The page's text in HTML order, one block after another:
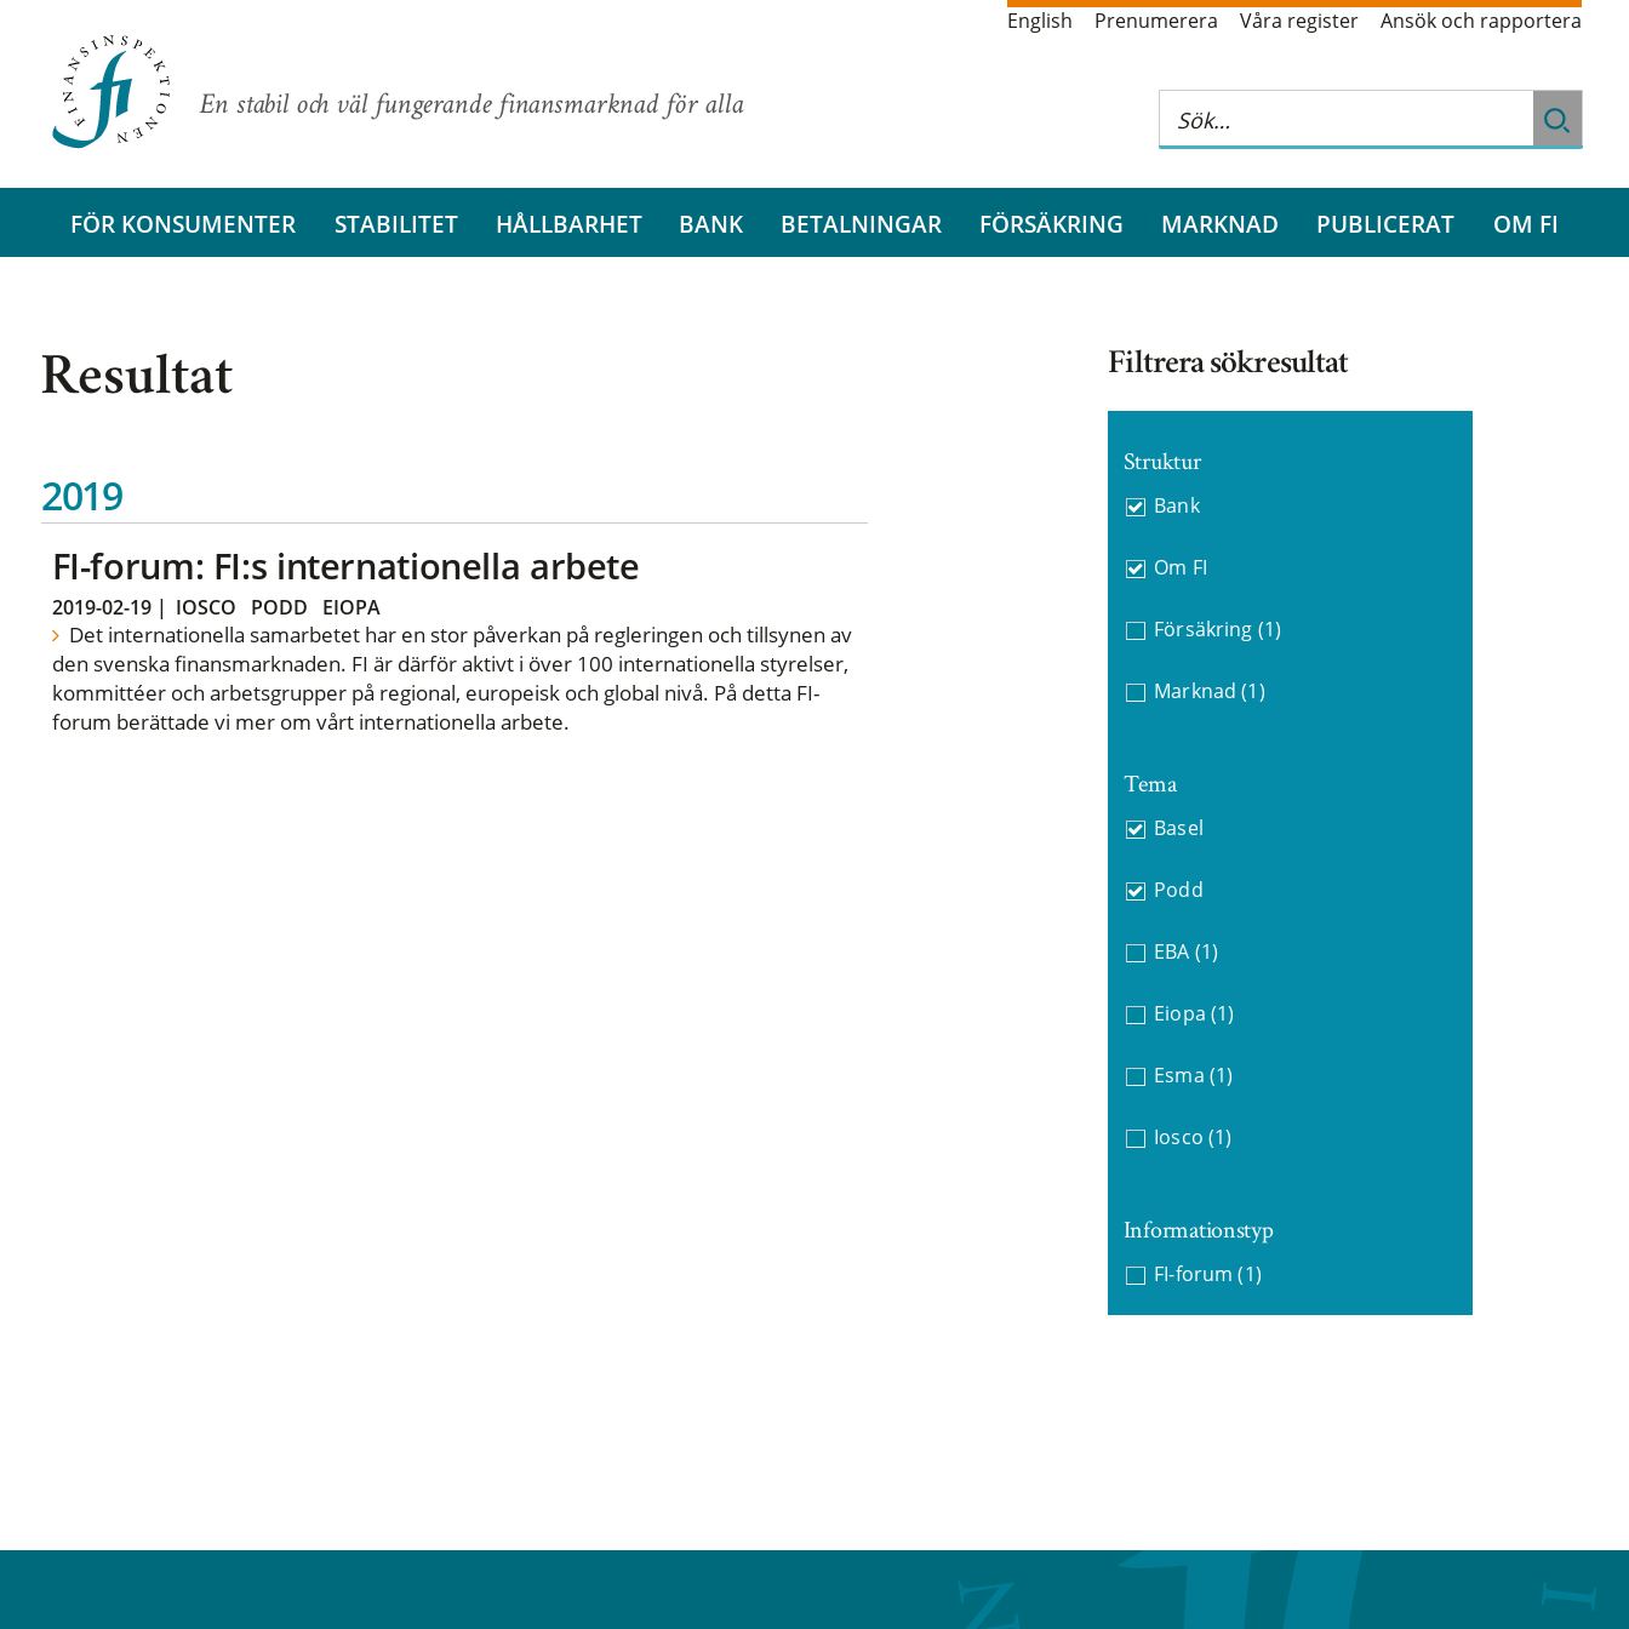
En stabil och väl fungerande finansmarknad för alla
English Prenumerera Våra register Ansök och rapportera
FÖR KONSUMENTER STABILITET HÅLLBARHET BANK BETALNINGAR FÖRSÄKRING MARKNAD PUBLICERAT OM FI
Resultat
2019
FI-forum: FI:s internationella arbete
2019-02-19| IOSCO PODD EIOPA
Det internationella samarbetet har en stor påverkan på regleringen och tillsynen av
den svenska finansmarknaden. FI är därför aktivt i över 100 internationella styrelser,
kommittéer och arbetsgrupper på regional, europeisk och global nivå. På detta FI-
forum berättade vi mer om vårt internationella arbete.
Filtrera sökresultat
Struktur
Bank
Om FI
Försäkring (1)
Marknad (1)
Tema
Basel
Podd
EBA (1)
Eiopa (1)
Esma (1)
Iosco (1)
Informationstyp
FI-forum (1)